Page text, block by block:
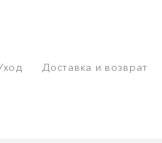
Доставка и возврат